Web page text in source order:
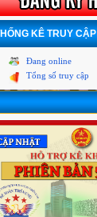
KÊ TRUY CẬP
Đang online
Tổng số truy cập